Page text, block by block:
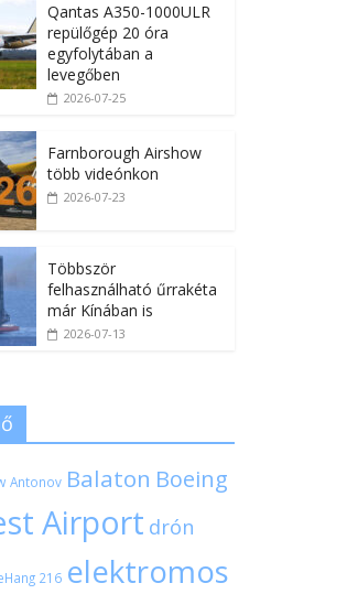
Qantas A350-1000ULR
repülőgép 20 óra
egyfolytában a
levegőben
2026-07-25
Farnborough Airshow
több videónkon
2026-07-23
Többször
felhasználható űrrakéta
már Kínában is
2026-07-13
Antonov Balaton Boeing
Airport drón
216 elektromos